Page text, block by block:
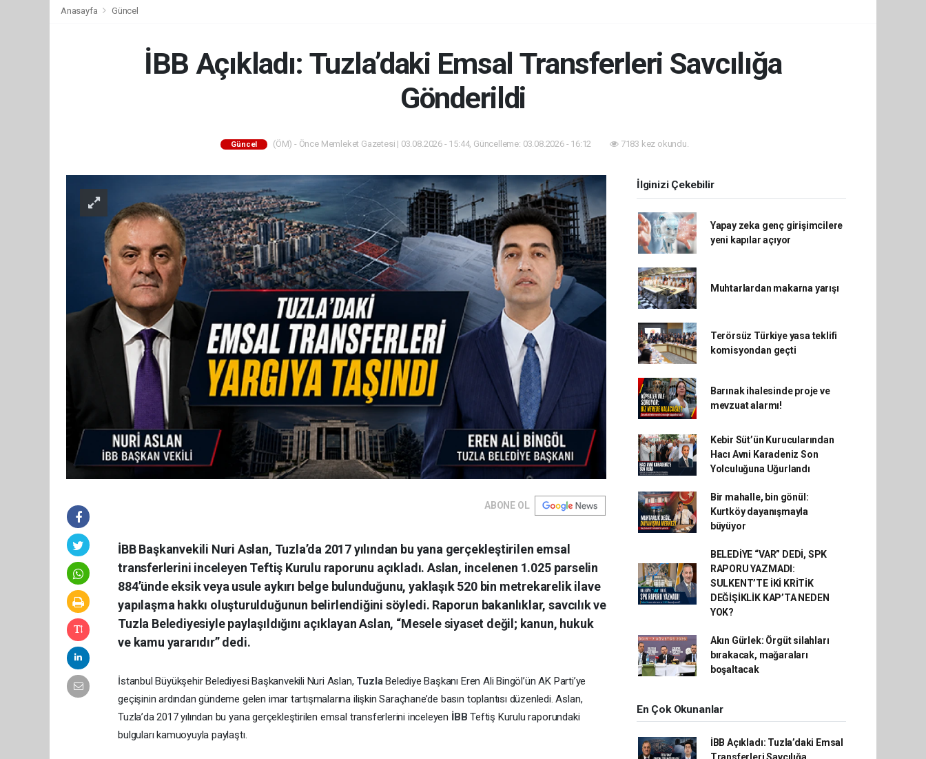
Anasayfa Güncel
İBB Açıkladı: Tuzla’daki Emsal Transferleri Savcılığa
Gönderildi
Güncel (ÖM) - Önce Memleket Gazetesi | 03.08.2026 - 15:44, Güncelleme: 03.08.2026 - 16:12 7183 kez okundu.
ABONE OL
İBB Başkanvekili Nuri Aslan, Tuzla’da 2017 yılından bu yana gerçekleştirilen emsal
transferlerini inceleyen Teftiş Kurulu raporunu açıkladı. Aslan, incelenen 1.025 parselin
884’ünde eksik veya usule aykırı belge bulunduğunu, yaklaşık 520 bin metrekarelik ilave
yapılaşma hakkı oluşturulduğunun belirlendiğini söyledi. Raporun bakanlıklar, savcılık ve
Tuzla Belediyesiyle paylaşıldığını açıklayan Aslan, “Mesele siyaset değil; kanun, hukuk
ve kamu yararıdır” dedi.
İstanbul Büyükşehir Belediyesi Başkanvekili Nuri Aslan, TuzlaBelediye Başkanı Eren Ali Bingöl’ün AK Parti’ye
geçişinin ardından gündeme gelen imar tartışmalarına ilişkin Saraçhane’de basın toplantısı düzenledi. Aslan,
Tuzla’da 2017 yılından bu yana gerçekleştirilen emsal transferlerini inceleyen İBBTeftiş Kurulu raporundaki
bulguları kamuoyuyla paylaştı.
İlginizi Çekebilir
Yapay zeka genç girişimcilere
yeni kapılar açıyor
Muhtarlardan makarna yarışı
Terörsüz Türkiye yasa teklifi
komisyondan geçti
Barınak ihalesinde proje ve
mevzuat alarmı!
Kebir Süt’ün Kurucularından
Hacı Avni Karadeniz Son
Yolculuğuna Uğurlandı
Bir mahalle, bin gönül:
Kurtköy dayanışmayla
büyüyor
BELEDİYE “VAR” DEDİ, SPK
RAPORU YAZMADI:
SULKENT’TE İKİ KRİTİK
DEĞİŞİKLİK KAP’TA NEDEN
YOK?
Akın Gürlek: Örgüt silahları
bırakacak, mağaraları
boşaltacak
En Çok Okunanlar
İBB Açıkladı: Tuzla’daki Emsal